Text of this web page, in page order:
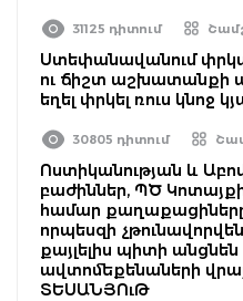
31125 դիտում
Ստեփանավանում
ու ճիշտ աշխատանքի
եղել փրկել ռուս կնոջ
30805 դիտում
Ոստիկանության և
բաժիններ, ՊԾ
համար
որպեսզի
քայլելիս պիտի
ավտոմեքենաների
ՏԵՍԱՆՅՈւԹ